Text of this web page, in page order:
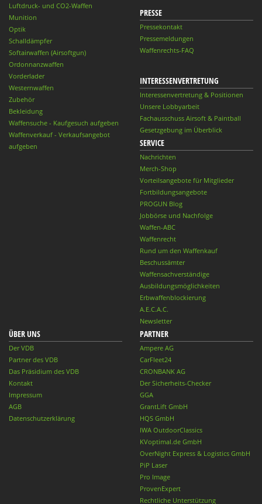
Luftdruck- und CO2-Waffen
Munition
Optik
Schalldämpfer
Softairwaffen (Airsoftgun)
Ordonnanzwaffen
Vorderlader
Westernwaffen
Zubehör
Bekleidung
Waffensuche - Kaufgesuch aufgeben
Waffenverkauf - Verkaufsangebot
aufgeben
PRESSE
Pressekontakt
Pressemeldungen
Waffenrechts-FAQ
INTERESSENVERTRETUNG
Interessenvertretung & Positionen
Unsere Lobbyarbeit
Fachausschuss Airsoft & Paintball
Gesetzgebung im Überblick
SERVICE
Nachrichten
Merch-Shop
Vorteilsangebote für Mitglieder
Fortbildungsangebote
PROGUN Blog
Jobbörse und Nachfolge
Waffen-ABC
Waffenrecht
Rund um den Waffenkauf
Beschussämter
Waffensachverständige
Ausbildungsmöglichkeiten
Erbwaffenblockierung
A.E.C.A.C.
Newsletter
ÜBER UNS
Der VDB
Partner des VDB
Das Präsidium des VDB
Kontakt
Impressum
AGB
Datenschutzerklärung
PARTNER
Ampere AG
CarFleet24
CRONBANK AG
Der Sicherheits-Checker
GGA
GrantLift GmbH
HQS GmbH
IWA OutdoorClassics
KVoptimal.de GmbH
OverNight Express & Logistics GmbH
PiP Laser
Pro Image
ProvenExpert
Rechtliche Unterstützung